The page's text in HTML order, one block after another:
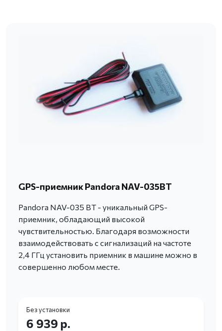
GPS-приемник Pandora NAV-035BT
Pandora NAV-035 BT - уникальный GPS-
приемник, обладающий высокой
чувствительностью. Благодаря возможности
взаимодействовать с сигнализаций на частоте
2,4 ГГц установить приемник в машине можно в
совершенно любом месте.
Без установки
6 939 р.